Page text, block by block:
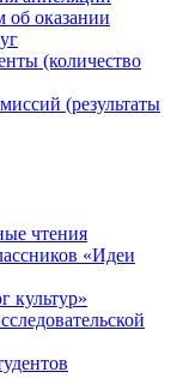
об оказании
(количество
(результаты
чтения
«Идеи
культур»